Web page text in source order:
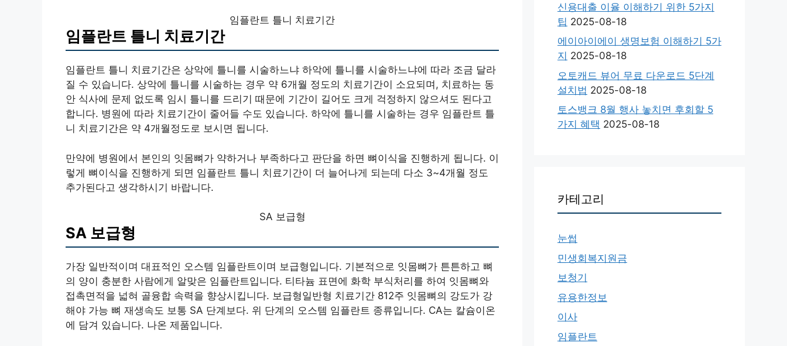
임플란트 틀니 치료기간
임플란트 틀니 치료기간
임플란트 틀니 치료기간은 상악에 틀니를 시술하느냐 하악에 틀니를 시술하느냐에 따라 조금 달라
질 수 있습니다. 상악에 틀니를 시술하는 경우 약 6개월 정도의 치료기간이 소요되며, 치료하는 동
안 식사에 문제 없도록 임시 틀니를 드리기 때문에 기간이 길어도 크게 걱정하지 않으셔도 된다고
합니다. 병원에 따라 치료기간이 줄어들 수도 있습니다. 하악에 틀니를 시술하는 경우 임플란트 틀
니 치료기간은 약 4개월정도로 보시면 됩니다.
만약에 병원에서 본인의 잇몸뼈가 약하거나 부족하다고 판단을 하면 뼈이식을 진행하게 됩니다. 이
렇게 뼈이식을 진행하게 되면 임플란트 틀니 치료기간이 더 늘어나게 되는데 다소 3~4개월 정도
추가된다고 생각하시기 바랍니다.
SA 보급형
SA 보급형
가장 일반적이며 대표적인 오스템 임플란트이며 보급형입니다. 기본적으로 잇몸뼈가 튼튼하고 뼈
의 양이 충분한 사람에게 알맞은 임플란트입니다. 티타늄 표면에 화학 부식처리를 하여 잇몸뼈와
접촉면적을 넓혀 골융합 속력을 향상시킵니다. 보급형일반형 치료기간 812주 잇몸뼈의 강도가 강
해야 가능 뼈 재생속도 보통 SA 단계보다. 위 단계의 오스템 임플란트 종류입니다. CA는 칼슘이온
에 담겨 있습니다. 나온 제품입니다.
신용대출 이율 이해하기 위한 5가지
팁 2025-08-18
에이아이에이 생명보험 이해하기 5가
지 2025-08-18
오토캐드 뷰어 무료 다운로드 5단계
설치법 2025-08-18
토스뱅크 8월 행사 놓치면 후회할 5
가지 혜택 2025-08-18
카테고리
눈썹
민생회복지원금
보청기
유용한정보
이사
임플란트